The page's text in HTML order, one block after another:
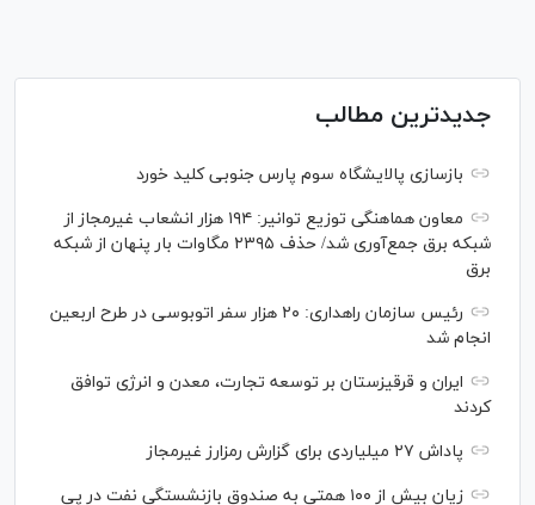
جدیدترین مطالب
بازسازی پالایشگاه سوم پارس جنوبی کلید خورد
معاون هماهنگی توزیع توانیر: ۱۹۴ هزار انشعاب غیرمجاز از
شبکه برق جمع‌آوری شد/ حذف ۲۳۹۵ مگاوات بار پنهان از شبکه
برق
رئیس سازمان راهداری: ۲۰ هزار سفر اتوبوسی در طرح اربعین
انجام شد
ایران و قرقیزستان بر توسعه تجارت، معدن و انرژی توافق
کردند
پاداش ۲۷ میلیاردی برای گزارش رمزارز غیرمجاز
زیان بیش از ۱۰۰ همتی به صندوق بازنشستگی نفت در پی